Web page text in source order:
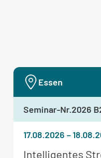
Weitere
Intelligentes
17.08.2026 –
Essen
Seminar-Nr.2026